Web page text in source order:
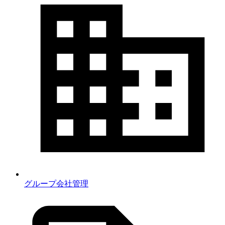
グループ会社管理